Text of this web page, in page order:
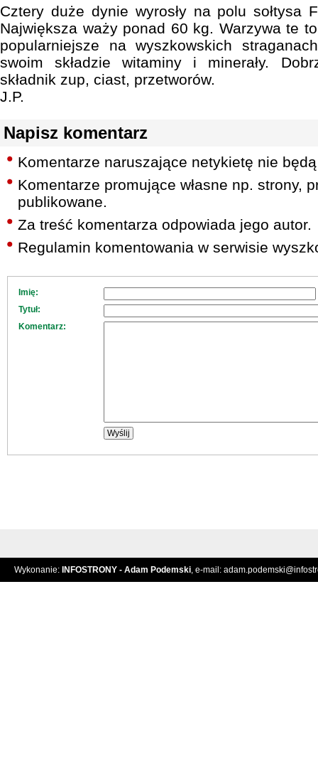
Cztery duże dynie wyrosły na polu sołtysa
Największa waży ponad 60 kg. Warzywa te
popularniejsze na wyszkowskich
swoim składzie witaminy i minerały.
składnik zup, ciast, przetworów.
J.P.
Napisz komentarz
Komentarze naruszające netykietę nie
Komentarze promujące własne np. strony,
publikowane.
Za treść komentarza odpowiada jego autor.
Regulamin komentowania w serwisie
Imię:
Tytuł:
Komentarz:
Wykonanie: INFOSTRONY - Adam Podemski, e-mail: